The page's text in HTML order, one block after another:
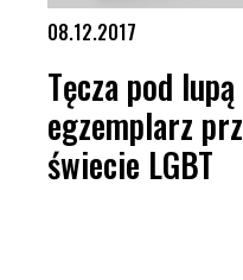
08.12.2017
Tęcza pod
egzemplarz
świecie LGBT